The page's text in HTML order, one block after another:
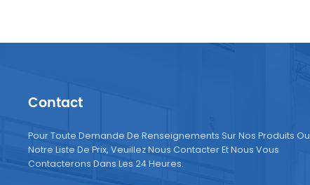
Contact
Pour Toute Demande De Renseignements Sur Nos Produits Ou
Notre Liste De Prix, Veuillez Nous Contacter Et Nous Vous
Contacterons Dans Les 24 Heures.